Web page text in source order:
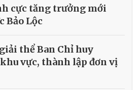
cực tăng trưởng mới
Bảo Lộc
thể Ban Chỉ huy
vực, thành lập đơn vị